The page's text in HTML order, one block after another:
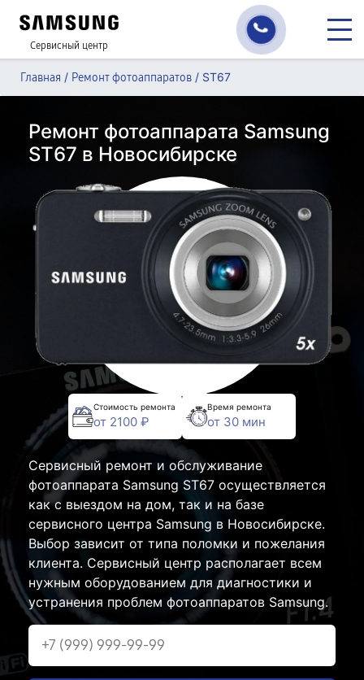
Сервисный центр
Главная / Ремонт фотоаппаратов / ST67
Ремонт фотоаппарата Samsung
ST67 в Новосибирске
Стоимость ремонта
от 2100 ₽
Время ремонта
от 30 мин
Сервисный ремонт и обслуживание
фотоаппарата Samsung ST67 осуществляется
как с выездом на дом, так и на базе
сервисного центра Samsung в Новосибирске.
Выбор зависит от типа поломки и пожелания
клиента. Сервисный центр располагает всем
нужным оборудованием для диагностики и
устранения проблем фотоаппаратов Samsung.